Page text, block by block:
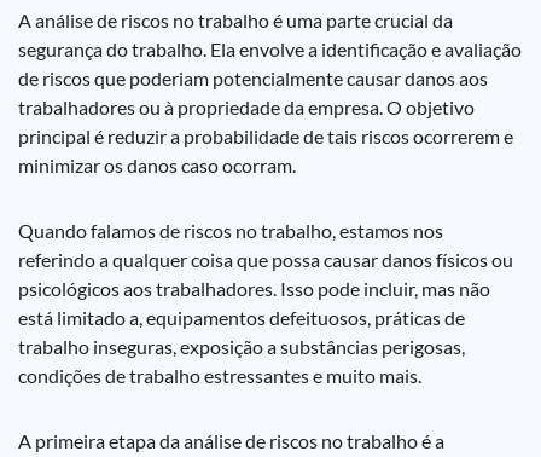
A análise de riscos no trabalho é uma parte crucial da
segurança do trabalho. Ela envolve a identificação e avaliação
de riscos que poderiam potencialmente causar danos aos
trabalhadores ou à propriedade da empresa. O objetivo
principal é reduzir a probabilidade de tais riscos ocorrerem e
minimizar os danos caso ocorram.
Quando falamos de riscos no trabalho, estamos nos
referindo a qualquer coisa que possa causar danos físicos ou
psicológicos aos trabalhadores. Isso pode incluir, mas não
está limitado a, equipamentos defeituosos, práticas de
trabalho inseguras, exposição a substâncias perigosas,
condições de trabalho estressantes e muito mais.
A primeira etapa da análise de riscos no trabalho é a